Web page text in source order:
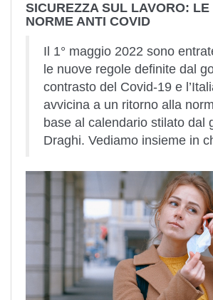
SICUREZZA SUL LAVORO: LE
NORME ANTI COVID
Il 1° maggio 2022 sono
le nuove regole definite dal
contrasto del Covid-19 e
avvicina a un ritorno alla
base al calendario stilato dal
Draghi. Vediamo insieme in